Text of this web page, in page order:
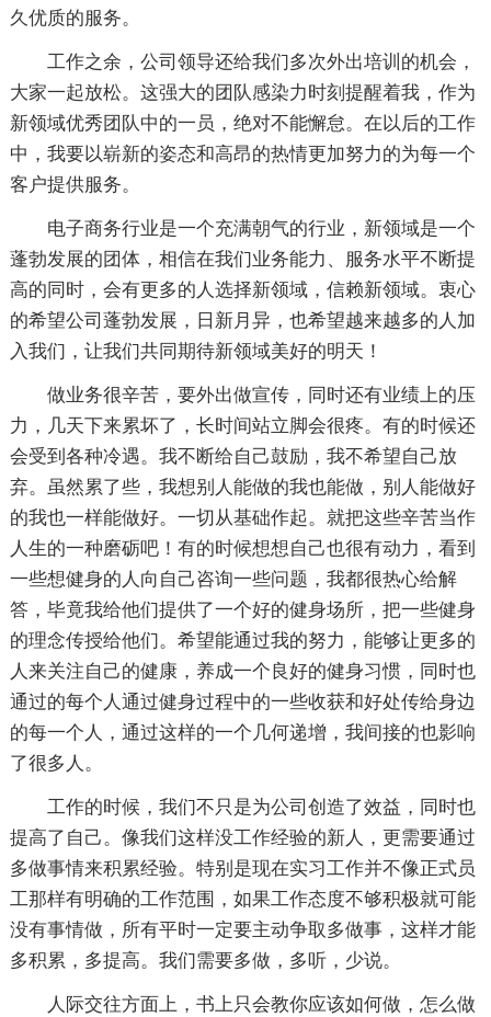
久优质的服务。
工作之余，公司领导还给我们多次外出培训的机会，
大家一起放松。这强大的团队感染力时刻提醒着我，作为
新领域优秀团队中的一员，绝对不能懈怠。在以后的工作
中，我要以崭新的姿态和高昂的热情更加努力的为每一个
客户提供服务。
电子商务行业是一个充满朝气的行业，新领域是一个
蓬勃发展的团体，相信在我们业务能力、服务水平不断提
高的同时，会有更多的人选择新领域，信赖新领域。衷心
的希望公司蓬勃发展，日新月异，也希望越来越多的人加
入我们，让我们共同期待新领域美好的明天！
做业务很辛苦，要外出做宣传，同时还有业绩上的压
力，几天下来累坏了，长时间站立脚会很疼。有的时候还
会受到各种冷遇。我不断给自己鼓励，我不希望自己放
弃。虽然累了些，我想别人能做的我也能做，别人能做好
的我也一样能做好。一切从基础作起。就把这些辛苦当作
人生的一种磨砺吧！有的时候想想自己也很有动力，看到
一些想健身的人向自己咨询一些问题，我都很热心给解
答，毕竟我给他们提供了一个好的健身场所，把一些健身
的理念传授给他们。希望能通过我的努力，能够让更多的
人来关注自己的健康，养成一个良好的健身习惯，同时也
通过的每个人通过健身过程中的一些收获和好处传给身边
的每一个人，通过这样的一个几何递增，我间接的也影响
了很多人。
工作的时候，我们不只是为公司创造了效益，同时也
提高了自己。像我们这样没工作经验的新人，更需要通过
多做事情来积累经验。特别是现在实习工作并不像正式员
工那样有明确的工作范围，如果工作态度不够积极就可能
没有事情做，所有平时一定要主动争取多做事，这样才能
多积累，多提高。我们需要多做，多听，少说。
人际交往方面上，书上只会教你应该如何做，怎么做